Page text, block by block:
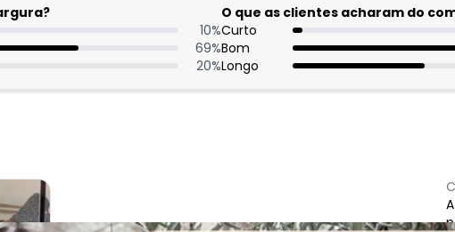
10%
69%
20%
O que as clientes acharam do
Curto
Bom
Longo